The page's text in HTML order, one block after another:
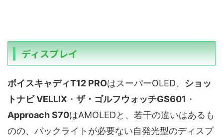
ディスプレイ
ボイスキャディT12 PROはスーパーOLED、 ショッ
トナビ VELLIX ・ ザ・ゴルフウォッチGS601 ・
Approach S70はAMOLEDと、若干の違いはあるも
のの、バックライトが必要ない自発光型のディスプ